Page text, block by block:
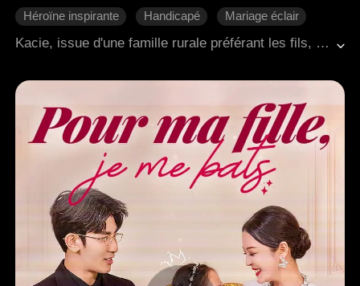
Héroïne inspirante Handicapé
Mariage éclair
Amour à travers les âges
Kacie, issue d'une famille rurale préférant les fils, a rencontré Eddy à 18 ans. Après la naissance de leur fille, les persécutions de sa famille, qui ont culminé avec des accusations mensongères de vol contre son enfant, l'ont contrainte à fuir. Elle a ensuite trouvé du soutien auprès de Lanny, un vétéran handicapé. Elle est passée d'une épouse rejetée à une directrice d'usine renommée, réécrivant son destin grâce à sa résilience inébranlable.